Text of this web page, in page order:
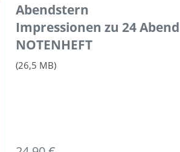
Abendstern
Impressionen zu 24
NOTENHEFT
(26,5 MB)